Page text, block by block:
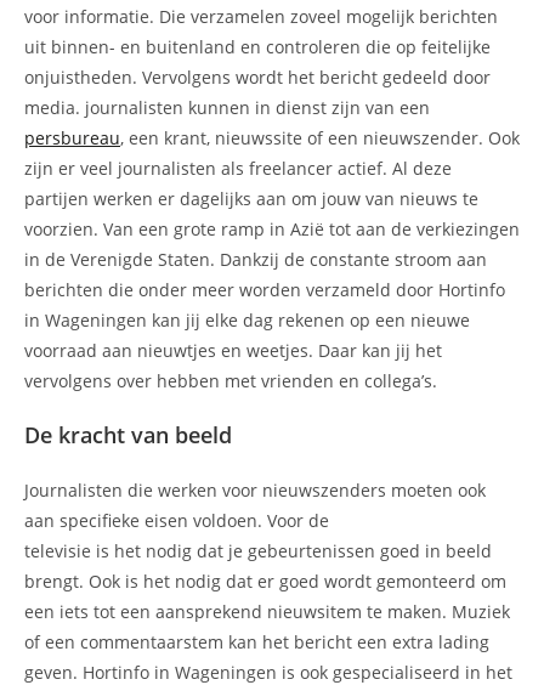
voor informatie. Die verzamelen zoveel mogelijk berichten
uit binnen- en buitenland en controleren die op feitelijke
onjuistheden. Vervolgens wordt het bericht gedeeld door
media. journalisten kunnen in dienst zijn van een
persbureau, een krant, nieuwssite of een nieuwszender. Ook
zijn er veel journalisten als freelancer actief. Al deze
partijen werken er dagelijks aan om jouw van nieuws te
voorzien. Van een grote ramp in Azië tot aan de verkiezingen
in de Verenigde Staten. Dankzij de constante stroom aan
berichten die onder meer worden verzameld door Hortinfo
in Wageningen kan jij elke dag rekenen op een nieuwe
voorraad aan nieuwtjes en weetjes. Daar kan jij het
vervolgens over hebben met vrienden en collega’s.
De kracht van beeld
Journalisten die werken voor nieuwszenders moeten ook
aan specifieke eisen voldoen. Voor de
televisie is het nodig dat je gebeurtenissen goed in beeld
brengt. Ook is het nodig dat er goed wordt gemonteerd om
een iets tot een aansprekend nieuwsitem te maken. Muziek
of een commentaarstem kan het bericht een extra lading
geven. Hortinfo in Wageningen is ook gespecialiseerd in het